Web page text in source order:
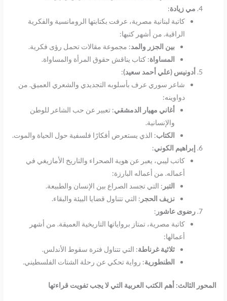
مي زيادة:
كاتبة لبنانية مصرية، عرفت بكتابتها الرومانسية والفكرية
الراقية. من أشهر كتبها:
بين الجزر والمد: مجموعة مقالات تحمل رؤى فكرية.
المساواة: كتاب يناقش حقوق المرأة والمساواة.
أدونيس (علي أحمد سعيد):
شاعر سوري عرف بأسلوبه التجديدي والشعري العميق. من
دواوينه:
أغاني مهيار الدمشقي: تعبير عن حب الشاعر للوطن
والإنسانية.
الكتاب: الذي يستعرض أفكارًا فلسفية حول الحياة والموت.
إبراهيم الكوني:
كاتب ليبي، يعبر عن هوية الصحراء والتاريخ الأمازيغي في
أعماله. من أعماله البارزة:
التبر : التي تجسد الصراع بين الإنسان والطبيعة.
نزيف الحجر : التي تتناول قضايا البيئة والبقاء.
رضوى عاشور :
كاتبة مصرية، تمتاز برواياتها التاريخية العميقة. من أشهر
أعمالها:
ثلاثية غرناطة: التي تتناول فترة سقوط الأندلس.
الطنطورية: رواية تحكي عن رحلة الشتات الفلسطيني.
المحور الثالث: أهم الكتب العربية التي لا يجب تفويت قراءتها